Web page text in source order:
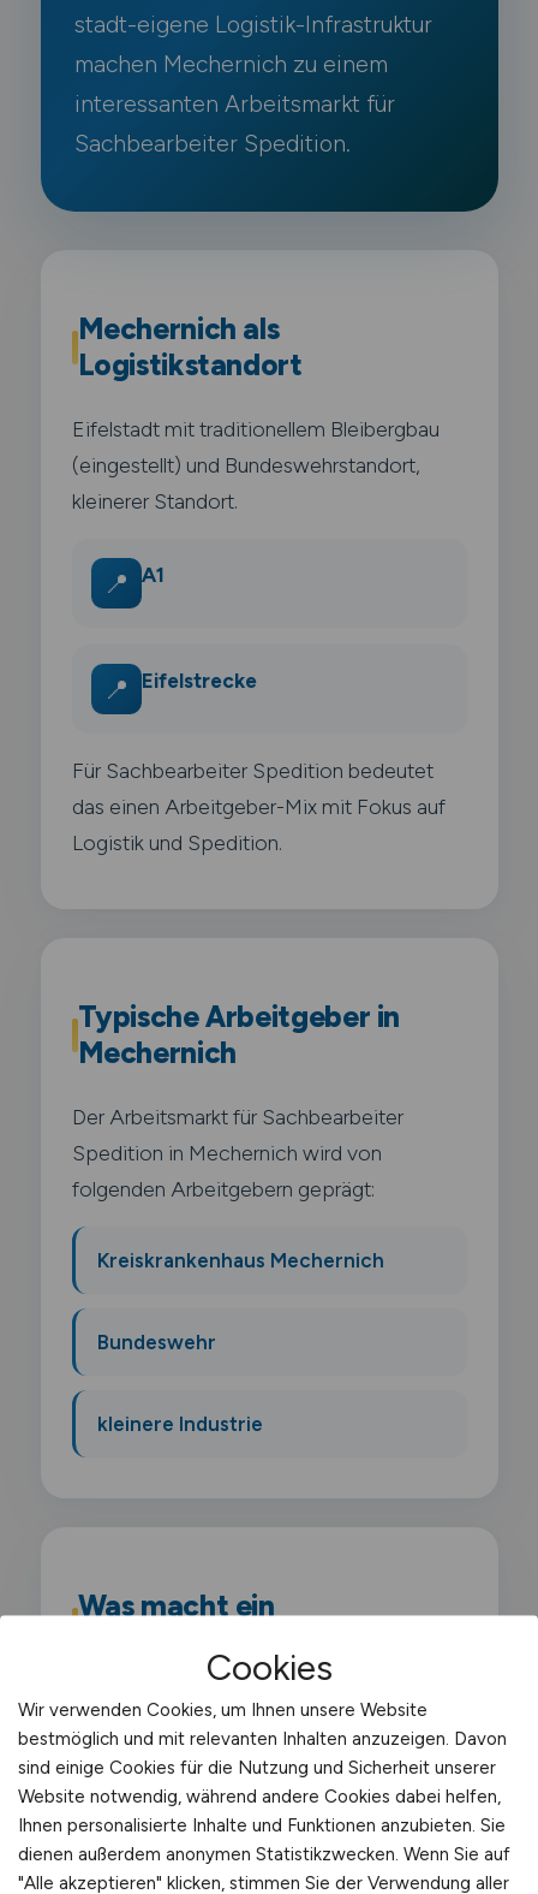
stadt-eigene Logistik-Infrastruktur
machen Mechernich zu einem
interessanten Arbeitsmarkt für
Sachbearbeiter Spedition.
Mechernich als
Logistikstandort
Eifelstadt mit traditionellem Bleibergbau
(eingestellt) und Bundeswehrstandort,
kleinerer Standort.
📍 A1
📍 Eifelstrecke
Für Sachbearbeiter Spedition bedeutet
das einen Arbeitgeber-Mix mit Fokus auf
Logistik und Spedition.
Typische Arbeitgeber in
Mechernich
Der Arbeitsmarkt für Sachbearbeiter
Spedition in Mechernich wird von
folgenden Arbeitgebern geprägt:
Kreiskrankenhaus Mechernich
Bundeswehr
kleinere Industrie
Was macht ein
Als Sachbearbeiter Spedition übernimmst
du kaufmännische und administrative
Aufgaben in einer Spedition. Du
bearbeitest Aufträge. erstellst
Frachtpapiere und unterstützt die
Disposition bei der Abwicklung von
Cookies
Wir verwenden Cookies, um Ihnen unsere Website
bestmöglich und mit relevanten Inhalten anzuzeigen. Davon
sind einige Cookies für die Nutzung und Sicherheit unserer
Website notwendig, während andere Cookies dabei helfen,
Ihnen personalisierte Inhalte und Funktionen anzubieten. Sie
dienen außerdem anonymen Statistikzwecken. Wenn Sie auf
"Alle akzeptieren" klicken, stimmen Sie der Verwendung aller